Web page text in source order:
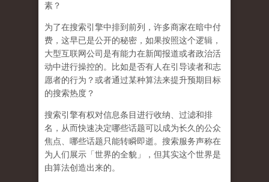
素？
为了在搜索引擎中排到前列，许多商家在暗中付
费，这早已是公开的秘密，如果按照这个逻辑，
大型互联网公司是有能力在新闻报道或者政治活
动中进行操控的。比如是否有人在引导读者和志
愿者的行为？或者通过某种算法来提升预期目标
的搜索热度？
搜索引擎有权对信息条目进行收纳、过滤和排
名，从而快速决定哪些话题可以成为长久的公众
焦点、哪些话题只能转瞬即逝。搜索服务声称在
为人们展示「世界的全貌」，但其实这个世界是
由算法创造出来的。